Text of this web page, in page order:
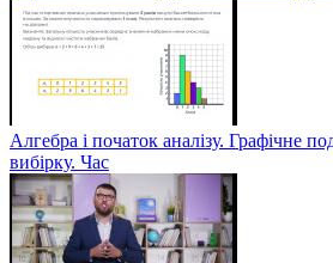
Алгебра і початок аналізу. Графічне
вибірку. Час